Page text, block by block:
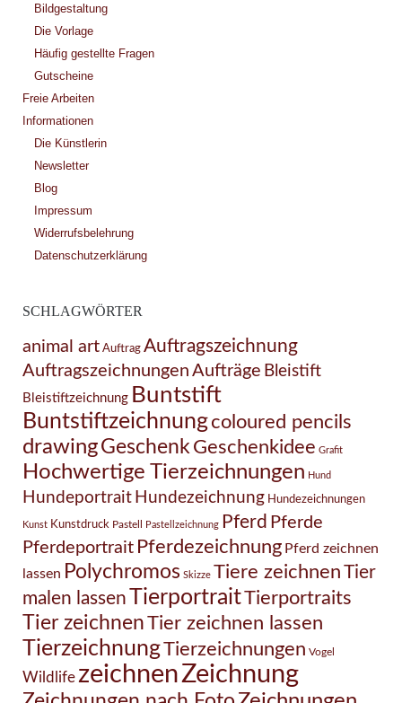
Bildgestaltung
Die Vorlage
Häufig gestellte Fragen
Gutscheine
Freie Arbeiten
Informationen
Die Künstlerin
Newsletter
Blog
Impressum
Widerrufsbelehrung
Datenschutzerklärung
SCHLAGWÖRTER
animal art Auftrag Auftragszeichnung
Auftragszeichnungen Aufträge Bleistift
Bleistiftzeichnung Buntstift
Buntstiftzeichnungcoloured pencils
drawingGeschenkGeschenkidee Grafit
Hochwertige Tierzeichnungen Hund
Hundeportrait Hundezeichnung Hundezeichnungen
Kunst Kunstdruck Pastell Pastellzeichnung Pferd Pferde
Pferdeportrait Pferdezeichnung Pferd zeichnen
lassen Polychromos Skizze Tiere zeichnenTier
malen lassen
TierportraitTierportraits
Tier zeichnenTier zeichnen lassen
TierzeichnungTierzeichnungen Vogel
WildlifezeichnenZeichnung